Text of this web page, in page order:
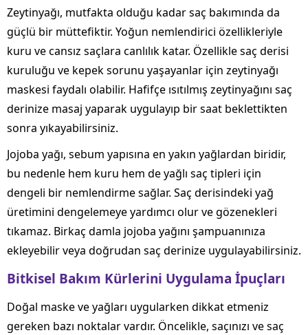
Zeytinyağı, mutfakta olduğu kadar saç bakımında da
güçlü bir müttefiktir. Yoğun nemlendirici özellikleriyle
kuru ve cansız saçlara canlılık katar. Özellikle saç derisi
kuruluğu ve kepek sorunu yaşayanlar için zeytinyağı
maskesi faydalı olabilir. Hafifçe ısıtılmış zeytinyağını saç
derinize masaj yaparak uygulayıp bir saat beklettikten
sonra yıkayabilirsiniz.
Jojoba yağı, sebum yapısına en yakın yağlardan biridir,
bu nedenle hem kuru hem de yağlı saç tipleri için
dengeli bir nemlendirme sağlar. Saç derisindeki yağ
üretimini dengelemeye yardımcı olur ve gözenekleri
tıkamaz. Birkaç damla jojoba yağını şampuanınıza
ekleyebilir veya doğrudan saç derinize uygulayabilirsiniz.
Bitkisel Bakım Kürlerini Uygulama İpuçları
Doğal maske ve yağları uygularken dikkat etmeniz
gereken bazı noktalar vardır. Öncelikle, saçınızı ve saç